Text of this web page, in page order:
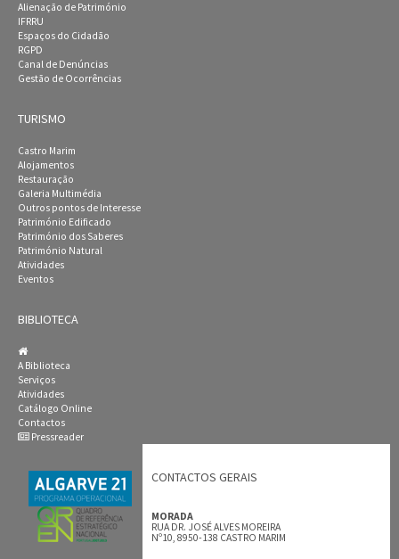
Alienação de Património
IFRRU
Espaços do Cidadão
RGPD
Canal de Denúncias
Gestão de Ocorrências
TURISMO
Castro Marim
Alojamentos
Restauração
Galeria Multimédia
Outros pontos de Interesse
Património Edificado
Património dos Saberes
Património Natural
Atividades
Eventos
BIBLIOTECA
A Biblioteca
Serviços
Atividades
Catálogo Online
Contactos
Pressreader
CONTACTOS GERAIS
MORADA
RUA DR. JOSÉ ALVES MOREIRA
Nº10, 8950-138 CASTRO MARIM